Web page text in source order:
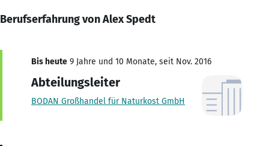
Berufserfahrung von Alex Spedt
Bis heute 9 Jahre und 10 Monate, seit Nov. 2016
Abteilungsleiter
BODAN Großhandel für Naturkost GmbH